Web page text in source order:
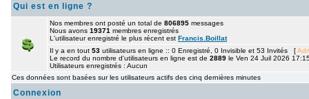
Qui est en ligne ?
Nos membres ont posté un total de 806895 messages
Nous avons 19371 membres enregistrés
L'utilisateur enregistré le plus récent est Francis.Boillat
Il y a en tout 53 utilisateurs en ligne :: 0 Enregistré, 0 Invisible et 53 Invités [
Le record du nombre d'utilisateurs en ligne est de 2889 le Ven 24 Juil 2026
Utilisateurs enregistrés : Aucun
Ces données sont basées sur les utilisateurs actifs des cinq dernières minutes
Connexion